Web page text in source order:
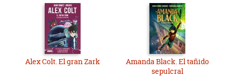
Alex Colt. El gran Zark
Amanda Black. El tañido
sepulcral